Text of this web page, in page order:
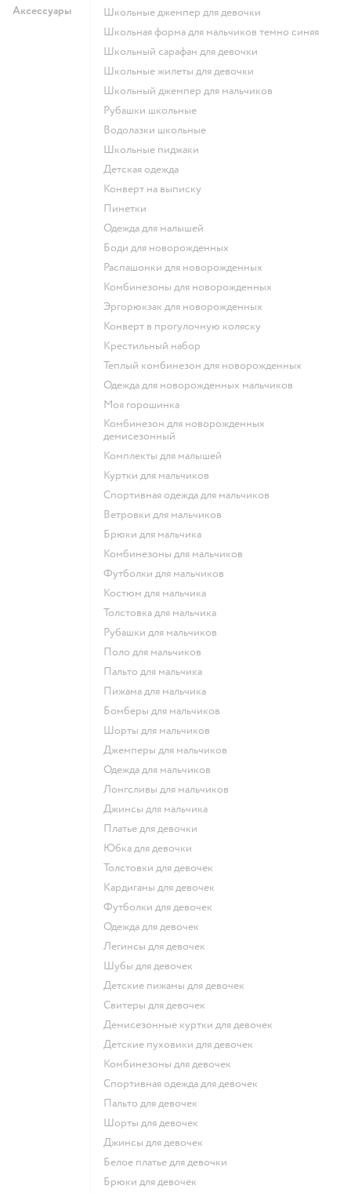
Аксессуары
Школьные джемпер для девочки
Школьная форма для мальчиков темно синяя
Школьный сарафан для девочки
Школьные жилеты для девочки
Школьный джемпер для мальчиков
Рубашки школьные
Водолазки школьные
Школьные пиджаки
Детская одежда
Конверт на выписку
Пинетки
Одежда для малышей
Боди для новорожденных
Распашонки для новорожденных
Комбинезоны для новорожденных
Эргорюкзак для новорожденных
Конверт в прогулочную коляску
Крестильный набор
Теплый комбинезон для новорожденных
Одежда для новорожденных мальчиков
Моя горошинка
Комбинезон для новорожденных
демисезонный
Комплекты для малышей
Куртки для мальчиков
Спортивная одежда для мальчиков
Ветровки для мальчиков
Брюки для мальчика
Комбинезоны для мальчиков
Футболки для мальчиков
Костюм для мальчика
Толстовка для мальчика
Рубашки для мальчиков
Поло для мальчиков
Пальто для мальчика
Пижама для мальчика
Бомберы для мальчиков
Шорты для мальчиков
Джемперы для мальчиков
Одежда для мальчиков
Лонгсливы для мальчиков
Джинсы для мальчика
Платье для девочки
Юбка для девочки
Толстовки для девочек
Кардиганы для девочек
Футболки для девочек
Одежда для девочек
Легинсы для девочек
Шубы для девочек
Детские пижамы для девочек
Свитеры для девочек
Демисезонные куртки для девочек
Детские пуховики для девочек
Комбинезоны для девочек
Спортивная одежда для девочек
Пальто для девочек
Шорты для девочек
Джинсы для девочек
Белое платье для девочки
Брюки для девочек